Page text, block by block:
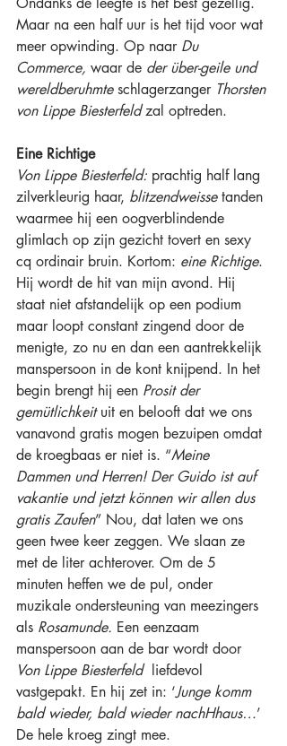
Maar na een half uur is het tijd voor wat
meer opwinding. Op naar Du
Commerce, waar de der über-geile und
wereldberuhmte schlagerzanger Thorsten
von Lippe Biesterfeld zal optreden.
Eine Richtige
Von Lippe Biesterfeld: prachtig half lang
zilverkleurig haar, blitzendweisse tanden
waarmee hij een oogverblindende
glimlach op zijn gezicht tovert en sexy
cq ordinair bruin. Kortom: eine Richtige.
Hij wordt de hit van mijn avond. Hij
staat niet afstandelijk op een podium
maar loopt constant zingend door de
menigte, zo nu en dan een aantrekkelijk
manspersoon in de kont knijpend. In het
begin brengt hij een Prosit der
gemütlichkeit uit en belooft dat we ons
vanavond gratis mogen bezuipen omdat
de kroegbaas er niet is. “Meine
Dammen und Herren! Der Guido ist auf
vakantie und jetzt können wir allen dus
gratis Zaufen” Nou, dat laten we ons
geen twee keer zeggen. We slaan ze
met de liter achterover. Om de 5
minuten heffen we de pul, onder
muzikale ondersteuning van meezingers
als Rosamunde. Een eenzaam
manspersoon aan de bar wordt door
Von Lippe Biesterfeld liefdevol
vastgepakt. En hij zet in: ‘Junge komm
bald wieder, bald wieder nachHhaus…’
De hele kroeg zingt mee.